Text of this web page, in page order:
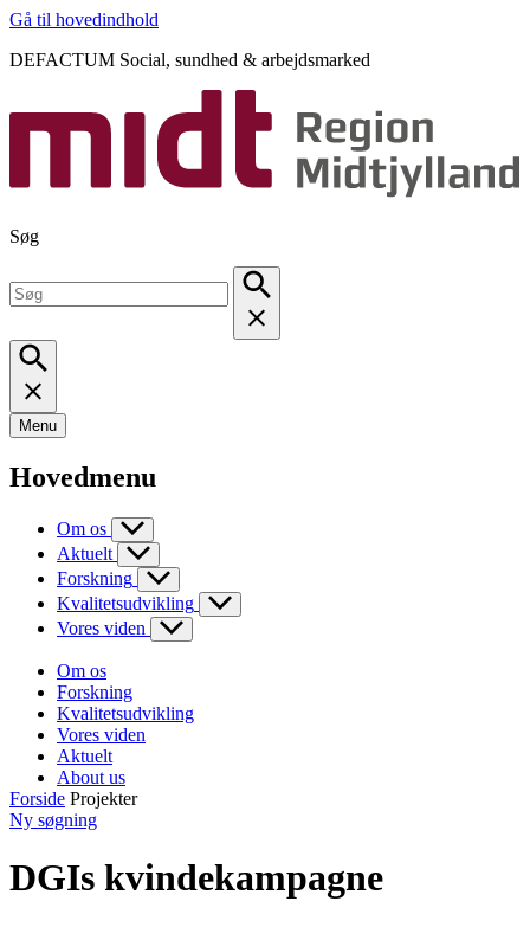
Gå til hovedindhold
DEFACTUM Social, sundhed & arbejdsmarked
Søg
Menu
Hovedmenu
Om os
Aktuelt
Forskning
Kvalitetsudvikling
Vores viden
Om os
Forskning
Kvalitetsudvikling
Vores viden
Aktuelt
About us
Forside Projekter
Ny søgning
DGIs kvindekampagne